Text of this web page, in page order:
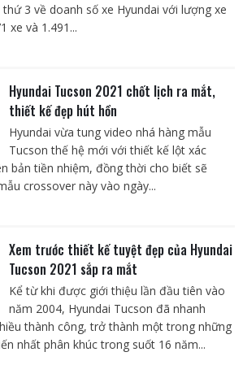
3 về doanh số xe Hyundai với lượng xe
xe và 1.491...
Hyundai Tucson 2021 chốt lịch ra mắt,
thiết kế đẹp hút hồn
Hyundai vừa tung video nhá hàng mẫu
Tucson thế hệ mới với thiết kế lột xác
bản tiền nhiệm, đồng thời cho biết sẽ
crossover này vào ngày...
Xem trước thiết kế tuyệt đẹp của Hyundai
Tucson 2021 sắp ra mắt
Kể từ khi được giới thiệu lần đầu tiên vào
năm 2004, Hyundai Tucson đã nhanh
thành công, trở thành một trong những
nhất phân khúc trong suốt 16 năm...